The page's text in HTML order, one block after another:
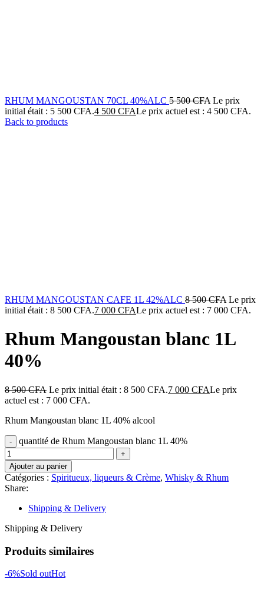
RHUM MANGOUSTAN 70CL 40%ALC 5 500CFA Le prix
initial était : 5 500 CFA.4 500 CFALe prix actuel est : 4 500 CFA.
Back to products
RHUM MANGOUSTAN CAFE 1L 42%ALC 8 500CFA Le prix
initial était : 8 500 CFA.7 000 CFALe prix actuel est : 7 000 CFA.
Rhum Mangoustan blanc 1L
40%
8 500CFA Le prix initial était : 8 500 CFA.7 000 CFALe prix
actuel est : 7 000 CFA.
Rhum Mangoustan blanc 1L 40% alcool
quantité de Rhum Mangoustan blanc 1L 40%
Ajouter au panier
Catégories : Spiritueux, liqueurs & Crème, Whisky & Rhum
Share:
Shipping & Delivery
Shipping & Delivery
Produits similaires
-6%Sold outHot